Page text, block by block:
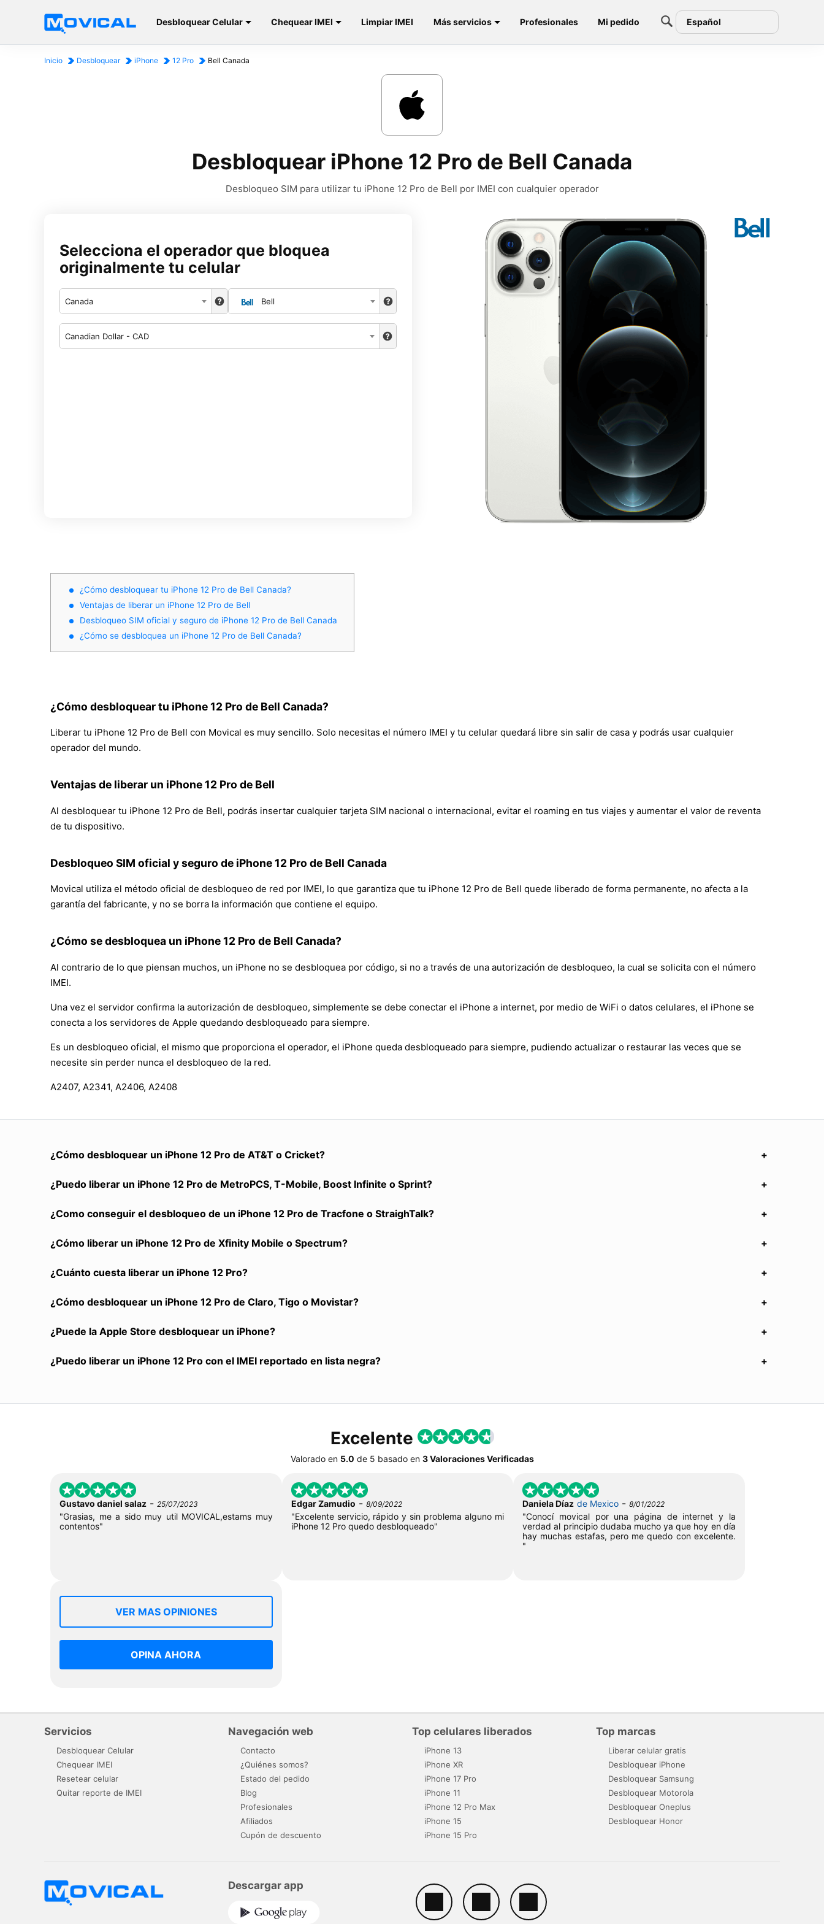
Desbloquear Celular Chequear IMEI Limpiar IMEI Más servicios Profesionales Mi pedido Español
Inicio Desbloquear iPhone 12 Pro Bell Canada
Desbloquear iPhone 12 Pro de Bell Canada
Desbloqueo SIM para utilizar tu iPhone 12 Pro de Bell por IMEI con cualquier operador
Selecciona el operador que bloquea
originalmente tu celular
Canada Bell
Canadian Dollar - CAD
¿Cómo desbloquear tu iPhone 12 Pro de Bell Canada?
Ventajas de liberar un iPhone 12 Pro de Bell
Desbloqueo SIM oficial y seguro de iPhone 12 Pro de Bell Canada
¿Cómo se desbloquea un iPhone 12 Pro de Bell Canada?
¿Cómo desbloquear tu iPhone 12 Pro de Bell Canada?
Liberar tu iPhone 12 Pro de Bell con Movical es muy sencillo. Solo necesitas el número IMEI y tu celular quedará libre sin salir de casa y podrás usar cualquier
operador del mundo.
Ventajas de liberar un iPhone 12 Pro de Bell
Al desbloquear tu iPhone 12 Pro de Bell, podrás insertar cualquier tarjeta SIM nacional o internacional, evitar el roaming en tus viajes y aumentar el valor de reventa
de tu dispositivo.
Desbloqueo SIM oficial y seguro de iPhone 12 Pro de Bell Canada
Movical utiliza el método oficial de desbloqueo de red por IMEI, lo que garantiza que tu iPhone 12 Pro de Bell quede liberado de forma permanente, no afecta a la
garantía del fabricante, y no se borra la información que contiene el equipo.
¿Cómo se desbloquea un iPhone 12 Pro de Bell Canada?
Al contrario de lo que piensan muchos, un iPhone no se desbloquea por código, si no a través de una autorización de desbloqueo, la cual se solicita con el número
IMEI.
Una vez el servidor confirma la autorización de desbloqueo, simplemente se debe conectar el iPhone a internet, por medio de WiFi o datos celulares, el iPhone se
conecta a los servidores de Apple quedando desbloqueado para siempre.
Es un desbloqueo oficial, el mismo que proporciona el operador, el iPhone queda desbloqueado para siempre, pudiendo actualizar o restaurar las veces que se
necesite sin perder nunca el desbloqueo de la red.
A2407, A2341, A2406, A2408
¿Cómo desbloquear un iPhone 12 Pro de AT&T o Cricket?
¿Puedo liberar un iPhone 12 Pro de MetroPCS, T-Mobile, Boost Infinite o Sprint?
¿Como conseguir el desbloqueo de un iPhone 12 Pro de Tracfone o StraighTalk?
¿Cómo liberar un iPhone 12 Pro de Xfinity Mobile o Spectrum?
¿Cuánto cuesta liberar un iPhone 12 Pro?
¿Cómo desbloquear un iPhone 12 Pro de Claro, Tigo o Movistar?
¿Puede la Apple Store desbloquear un iPhone?
¿Puedo liberar un iPhone 12 Pro con el IMEI reportado en lista negra?
Excelente
Valorado en 5.0 de 5 basado en 3 Valoraciones Verificadas
Gustavo daniel salaz - 25/07/2023
"Grasias, me a sido muy util MOVICAL,estams muy
contentos"
Edgar Zamudio - 8/09/2022
"Excelente servicio, rápido y sin problema alguno mi
iPhone 12 Pro quedo desbloqueado"
Daniela Díaz de Mexico -8/01/2022
"Conocí movical por una página de internet y la
verdad al principio dudaba mucho ya que hoy en día
hay muchas estafas, pero me quedo con excelente.
"
VER MAS OPINIONES
OPINA AHORA
Servicios
Desbloquear Celular
Chequear IMEI
Resetear celular
Quitar reporte de IMEI
Navegación web
Contacto
¿Quiénes somos?
Estado del pedido
Blog
Profesionales
Afiliados
Cupón de descuento
Top celulares liberados
iPhone 13
iPhone XR
iPhone 17 Pro
iPhone 11
iPhone 12 Pro Max
iPhone 15
iPhone 15 Pro
Top marcas
Liberar celular gratis
Desbloquear iPhone
Desbloquear Samsung
Desbloquear Motorola
Desbloquear Oneplus
Desbloquear Honor
Descargar app